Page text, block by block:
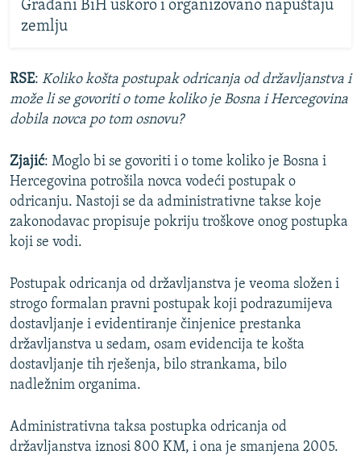
Građani BiH uskoro i organizovano napuštaju
zemlju
RSE: Koliko košta postupak odricanja od državljanstva i
može li se govoriti o tome koliko je Bosna i Hercegovina
dobila novca po tom osnovu?
Zjajić: Moglo bi se govoriti i o tome koliko je Bosna i
Hercegovina potrošila novca vodeći postupak o
odricanju. Nastoji se da administrativne takse koje
zakonodavac propisuje pokriju troškove onog postupka
koji se vodi.
Postupak odricanja od državljanstva je veoma složen i
strogo formalan pravni postupak koji podrazumijeva
dostavljanje i evidentiranje činjenice prestanka
državljanstva u sedam, osam evidencija te košta
dostavljanje tih rješenja, bilo strankama, bilo
nadležnim organima.
Administrativna taksa postupka odricanja od
državljanstva iznosi 800 KM, i ona je smanjena 2005.